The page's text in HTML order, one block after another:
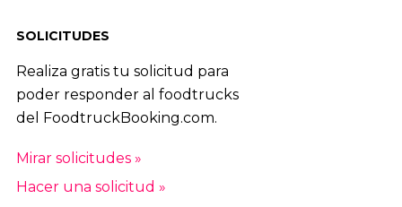
SOLICITUDES
Realiza gratis tu solicitud para
poder responder al foodtrucks
del FoodtruckBooking.com.
Mirar solicitudes »
Hacer una solicitud »